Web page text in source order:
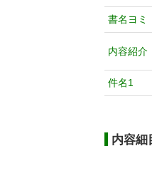
書名ヨミ
内容紹介
件名1
内容細